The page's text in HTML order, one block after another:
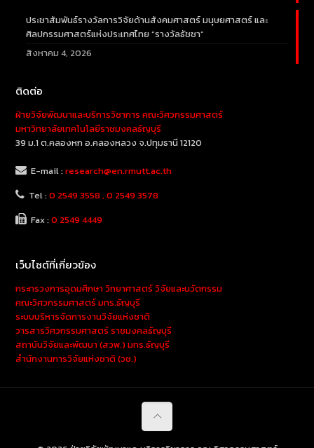
ประชาสัมพันธ์รางวัลการวิจัยด้านสังคมศาสตร์ มนุษยศาสตร์ และ
ศิลปกรรมศาสตร์แห่งประเทศไทย “รางวัลธัชชา”
สิงหาคม 4, 2026
ติดต่อ
ฝ่ายวิจัยพัฒนาและบริการวิชาการ คณะวิศวกรรมศาสตร์
มหาวิทยาลัยเทคโนโลยีราชมงคลธัญบุรี
39 ม.1 ต.คลองหก อ.คลองหลวง จ.ปทุมธานี 12120
E-mail :research@en.rmutt.ac.th
Tel :0 2549 3558 , 0 2549 3578
Fax :0 2549 4449
เว็บไซต์ที่เกี่ยวข้อง
กระทรวงการอุดมศึกษา วิทยาศาสตร์ วิจัยและนวัตกรรม
คณะวิศวกรรมศาสตร์ มทร.ธัญบุรี
ระบบบริหารจัดการงานวิจัยแห่งชาติ
วารสารวิศวกรรมศาสตร์ ราชมงคลธัญบุรี
สถาบันวิจัยและพัฒนา (สวพ.) มทร.ธัญบุรี
สำนักงานการวิจัยแห่งชาติ (วช.)